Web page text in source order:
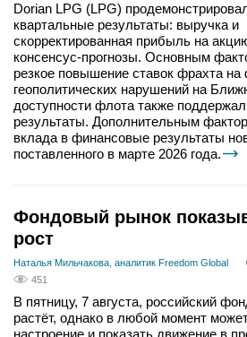
Dorian LPG (LPG)
квартальные результаты: выручка и
скорректированная прибыль на
консенсус-прогнозы. Основным
резкое повышение ставок фрахта на
геополитических нарушений на
доступности флота также
результаты. Дополнительным
вклада в финансовые результаты
поставленного в марте 2026 года.
Фондовый рынок
рост
Наталья Мильчакова, аналитик Freedom Global
451
В пятницу, 7 августа, российский
растёт, однако в любой момент
настроение и показать движение в